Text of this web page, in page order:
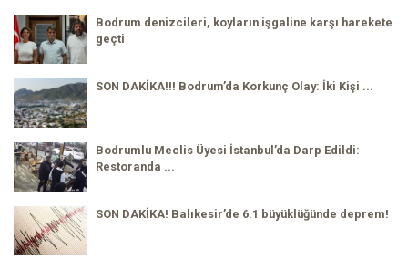
Bodrum denizcileri, koyların işgaline karşı harekete
geçti
SON DAKİKA!!! Bodrum’da Korkunç Olay: İki Kişi ...
Bodrumlu Meclis Üyesi İstanbul’da Darp Edildi:
Restoranda ...
SON DAKİKA! Balıkesir’de 6.1 büyüklüğünde deprem!